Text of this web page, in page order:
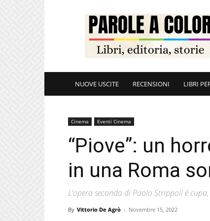
ParoleAColori
NUOVE USCITE RECENSIONI LIBRI
Cinema Eventi Cinema
“Piove”: un
in una Roma
L'opera seconda di Paolo Strippoli è
By Vittorio De Agrò - Novembre 15, 2022